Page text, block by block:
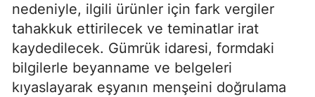
nedeniyle, ilgili ürünler için fark vergiler
tahakkuk ettirilecek ve teminatlar irat
kaydedilecek. Gümrük idaresi, formdaki
bilgilerle beyanname ve belgeleri
kıyaslayarak eşyanın menşeini doğrulama